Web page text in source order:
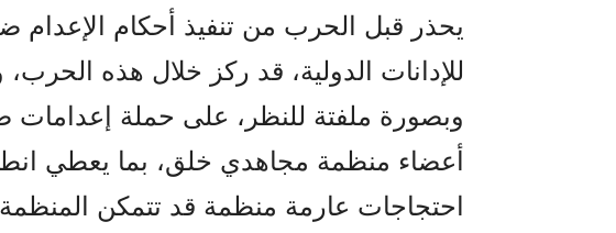
يحذر قبل الحرب من تنفيذ أحكام الإعدام
للإدانات الدولية، قد ركز خلال هذه الحرب،
وبصورة ملفتة للنظر، على حملة إعدامات
أعضاء منظمة مجاهدي خلق، بما يعطي
احتجاجات عارمة منظمة قد تتمكن